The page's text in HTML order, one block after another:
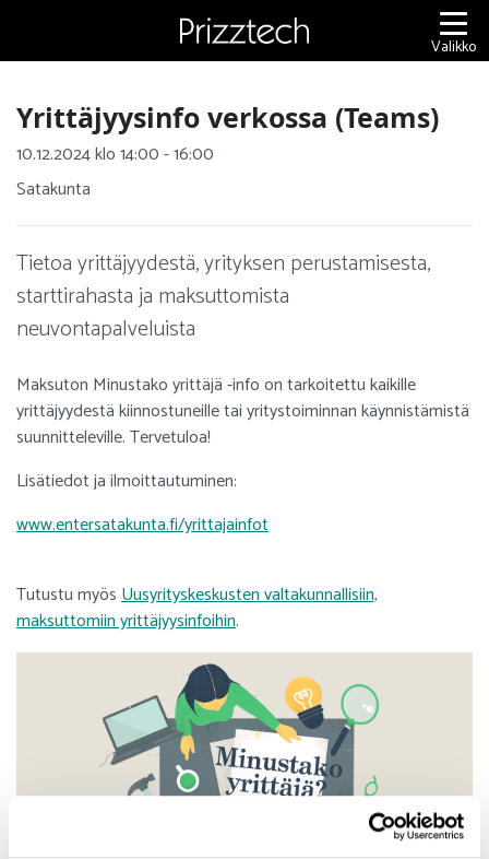
Valikko
Yrittäjyysinfo verkossa (Teams)
10.12.2024 klo 14:00 - 16:00
Satakunta
Tietoa yrittäjyydestä, yrityksen perustamisesta,
starttirahasta ja maksuttomista
neuvontapalveluista
Maksuton Minustako yrittäjä -info on tarkoitettu kaikille
yrittäjyydestä kiinnostuneille tai yritystoiminnan käynnistämistä
suunnitteleville. Tervetuloa!
Lisätiedot ja ilmoittautuminen:
www.entersatakunta.fi/yrittajainfot
Tutustu myösUusyrityskeskusten valtakunnallisiin,
maksuttomiin yrittäjyysinfoihin.